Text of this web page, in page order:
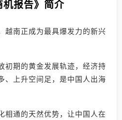
机报告》简介
越南正成为最具爆发力的新兴
初期的黄金发展轨迹，经济持
、上升空间足，是中国人出海
相通的天然优势，让中国人在